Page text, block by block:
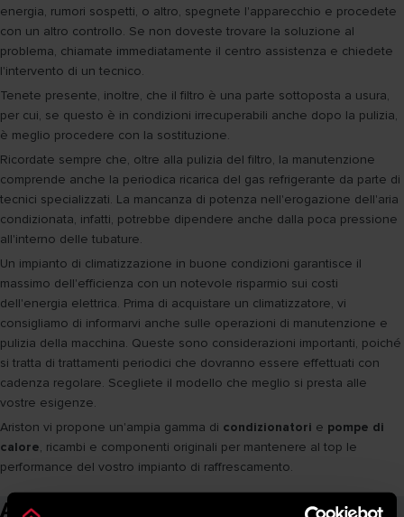
energia, rumori sospetti, o altro, spegnete l'apparecchio e procedete
con un altro controllo. Se non doveste trovare la soluzione al
problema, chiamate immediatamente il centro assistenza e chiedete
l'intervento di un tecnico.
Tenete presente, inoltre, che il filtro è una parte sottoposta a usura,
per cui, se questo è in condizioni irrecuperabili anche dopo la pulizia,
è meglio procedere con la sostituzione.
Ricordate sempre che, oltre alla pulizia del filtro, la manutenzione
comprende anche la periodica ricarica del gas refrigerante da parte di
tecnici specializzati. La mancanza di potenza nell'erogazione dell'aria
condizionata, infatti, potrebbe dipendere anche dalla poca pressione
all'interno delle tubature.
Un impianto di climatizzazione in buone condizioni garantisce il
massimo dell'efficienza con un notevole risparmio sui costi
dell'energia elettrica. Prima di acquistare un climatizzatore, vi
consigliamo di informarvi anche sulle operazioni di manutenzione e
pulizia della macchina. Queste sono considerazioni importanti, poiché
si tratta di trattamenti periodici che dovranno essere effettuati con
cadenza regolare. Scegliete il modello che meglio si presta alle
vostre esigenze.
Ariston vi propone un'ampia gamma di condizionatori e pompe di
calore, ricambi e componenti originali per mantenere al top le
performance del vostro impianto di raffrescamento.
Articoli correlati